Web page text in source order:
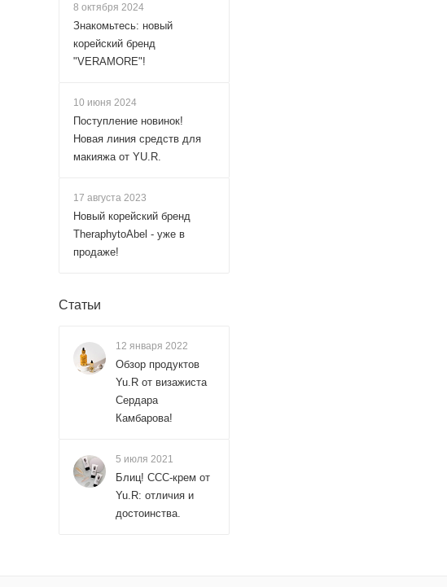
8 октября 2024
Знакомьтесь: новый
корейский бренд
"VERAMORE"!
10 июня 2024
Поступление новинок!
Новая линия средств для
макияжа от YU.R.
17 августа 2023
Новый корейский бренд
TheraphytoAbel - уже в
продаже!
Статьи
12 января 2022
Обзор продуктов
Yu.R от визажиста
Сердара
Камбарова!
5 июля 2021
Блиц! ССС-крем от
Yu.R: отличия и
достоинства.